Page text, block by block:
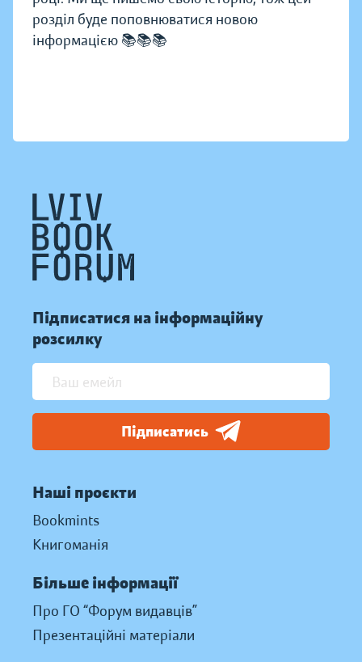
розділ буде поповнюватися новою
інформацією 📚📚📚
Підписатися на інформаційну
розсилку
Підписатись
Наші проєкти
Bookmints
Книгоманія
Більше інформації
Про ГО “Форум видавців”
Презентаційні матеріали